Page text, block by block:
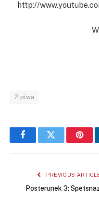
http://
2 piwa
FacebookTwitter
PREVIOUS
Posterunek 3: